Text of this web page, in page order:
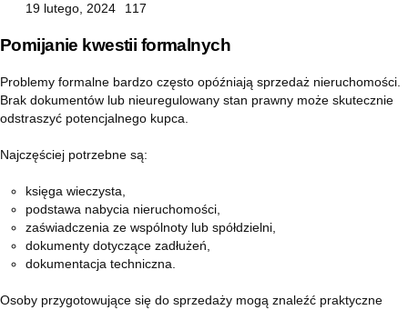
19 lutego, 2024
117
Pomijanie kwestii formalnych
Problemy formalne bardzo często opóźniają sprzedaż nieruchomości.
Brak dokumentów lub nieuregulowany stan prawny może skutecznie
odstraszyć potencjalnego kupca.
Najczęściej potrzebne są:
księga wieczysta,
podstawa nabycia nieruchomości,
zaświadczenia ze wspólnoty lub spółdzielni,
dokumenty dotyczące zadłużeń,
dokumentacja techniczna.
Osoby przygotowujące się do sprzedaży mogą znaleźć praktyczne